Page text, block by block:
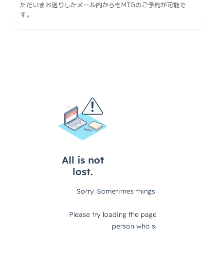
ただいまお送りしたメール内からもMTGのご予約が可能で
す。